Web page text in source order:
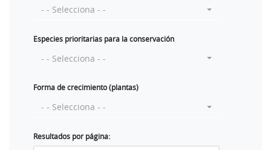
- - Selecciona - -
Especies prioritarias para la conservación
- - Selecciona - -
Forma de crecimiento (plantas)
- - Selecciona - -
Resultados por página: